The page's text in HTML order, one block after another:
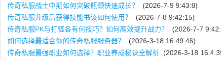
传奇私服战士中期如何突破瓶颈快速成长？
(2026-7-9 9:43:8)
传奇私服升级后获得技能书该如何使用？
(2026-7-8 9:42:15)
传奇私服PK与打怪各有何技巧？如何高效提升战力？
(2026-7-7
如何选择最适合你的传奇私服服务器？
(2026-3-18 16:49:46)
传奇私服最强职业如何选择？职业养成秘诀全解析 (2026-3-18